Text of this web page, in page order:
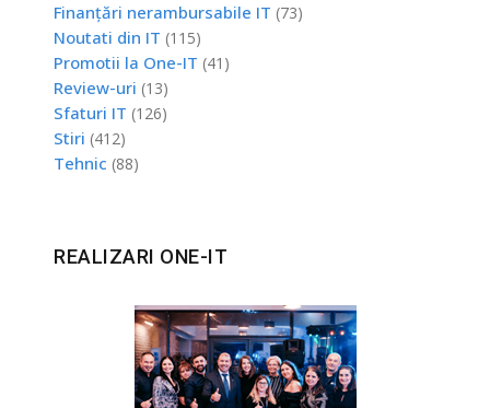
Finanțări nerambursabile IT (73)
Noutati din IT (115)
Promotii la One-IT (41)
Review-uri (13)
Sfaturi IT (126)
Stiri (412)
Tehnic (88)
REALIZARI ONE-IT